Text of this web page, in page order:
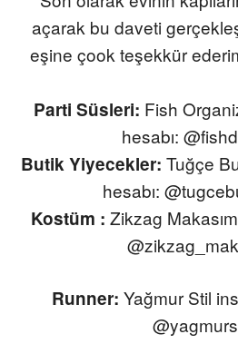
açarak bu daveti
eşine çook teşekkür
Parti Süsleri: Fish
hesabı:
Butik Yiyecekler: Tuğçe
hesabı:
Kostüm : Zikzag
Runner: Yağmur Stil